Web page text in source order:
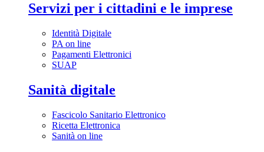
Servizi per i cittadini e le imprese
Identità Digitale
PA on line
Pagamenti Elettronici
SUAP
Sanità digitale
Fascicolo Sanitario Elettronico
Ricetta Elettronica
Sanità on line